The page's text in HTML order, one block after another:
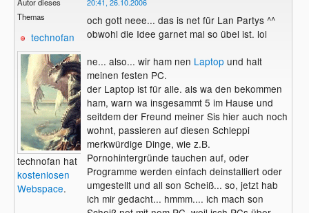
Autor dieses
Themas
technofan
technofan hat
kostenlosen
Webspace.
20:41, 26.10.2006
och gott neee... das is net für Lan Partys ^^
obwohl die Idee garnet mal so übel ist. lol
ne... also... wir ham nen Laptop und halt
meinen festen PC.
der Laptop ist für alle. als wa den bekommen
ham, warn wa insgesammt 5 im Hause und
seitdem der Freund meiner Sis hier auch noch
wohnt, passieren auf diesen Schleppi
merkwürdige Dinge, wie z.B.
Pornohintergründe tauchen auf, oder
Programme werden einfach deinstalliert oder
umgestellt und all son Scheiß... so, jetzt hab
ich mir gedacht... hmmm.... ich mach son